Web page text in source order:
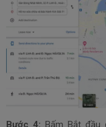
Bước 4: Bấm Bắt đầu